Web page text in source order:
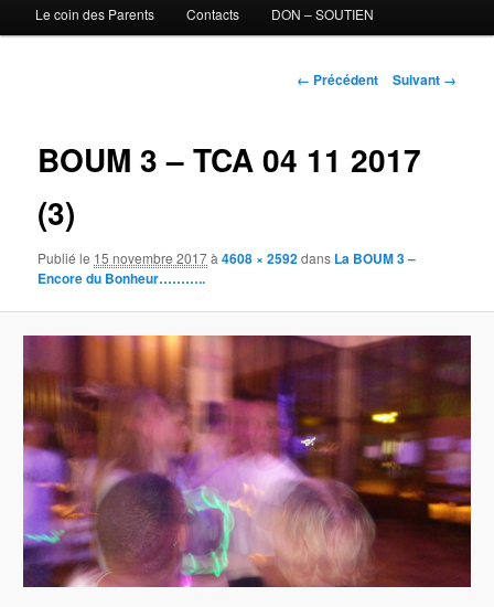
Le coin des Parents Contacts DON – SOUTIEN
Navigation des images
← Précédent Suivant →
BOUM 3 – TCA 04 11 2017
(3)
Publié le 15 novembre 2017à4608 × 2592dans La BOUM 3 –
Encore du Bonheur………..